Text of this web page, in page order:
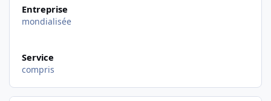
Entreprise
mondialisée
Service
compris